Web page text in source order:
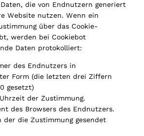
die von Endnutzern generiert
Website nutzen. Wenn ein
über das Cookie-
werden bei Cookiebot
Daten protokolliert:
des Endnutzers in
Form (die letzten drei Ziffern
gesetzt)
der Zustimmung.
des Browsers des Endnutzers.
der die Zustimmung gesendet